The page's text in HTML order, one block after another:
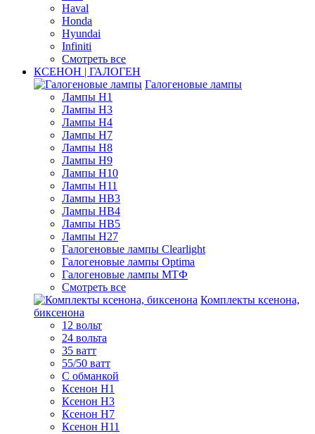
Haval
Honda
Hyundai
Infiniti
Смотреть все
КСЕНОН | ГАЛОГЕН
Галогеновые лампы
Лампы H1
Лампы H3
Лампы H4
Лампы H7
Лампы H8
Лампы H9
Лампы H10
Лампы H11
Лампы HB3
Лампы HB4
Лампы HB5
Лампы H27
Галогеновые лампы Clearlight
Галогеновые лампы Optima
Галогеновые лампы МТФ
Смотреть все
Комплекты ксенона,
биксенона
12 вольт
24 вольта
35 ватт
55/50 ватт
С обманкой
Ксенон H1
Ксенон H3
Ксенон H7
Ксенон H11